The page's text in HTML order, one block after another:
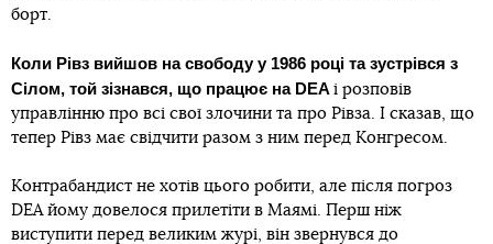
борт.
Коли Рівз вийшов на свободу у 1986 році та зустрівся з
Сілом, той зізнався, що працює на DEA і розповів
управлінню про всі свої злочини та про Рівза. І сказав, що
тепер Рівз має свідчити разом з ним перед Конгресом.
Контрабандист не хотів цього робити, але після погроз
DEA йому довелося прилетіти в Маямі. Перш ніж
виступити перед великим журі, він звернувся до